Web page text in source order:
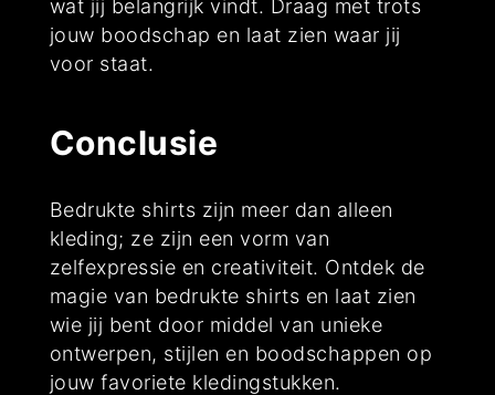
wat jij belangrijk vindt. Draag met trots
jouw boodschap en laat zien waar jij
voor staat.
Conclusie
Bedrukte shirts zijn meer dan alleen
kleding; ze zijn een vorm van
zelfexpressie en creativiteit. Ontdek de
magie van bedrukte shirts en laat zien
wie jij bent door middel van unieke
ontwerpen, stijlen en boodschappen op
jouw favoriete kledingstukken.